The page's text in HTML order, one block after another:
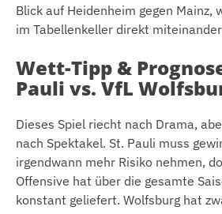
Blick auf Heidenheim gegen Mainz,
im Tabellenkeller direkt
Wett-Tipp &
Pauli vs. VfL
Dieses Spiel riecht nach Drama,
nach Spektakel. St. Pauli muss
irgendwann mehr Risiko nehmen,
Offensive hat über die gesamte
konstant geliefert. Wolfsburg hat